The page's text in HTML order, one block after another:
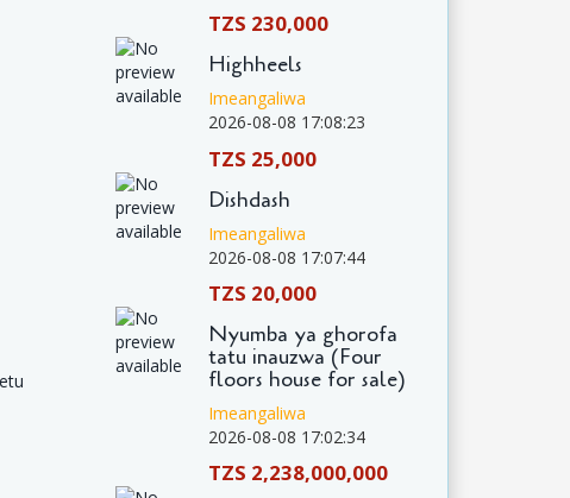
TZS 230,000
Highheels
Imeangaliwa
2026-08-08 17:08:23
TZS 25,000
Dishdash
Imeangaliwa
2026-08-08 17:07:44
TZS 20,000
Nyumba ya ghorofa
tatu inauzwa (Four
floors house for sale)
Imeangaliwa
2026-08-08 17:02:34
TZS 2,238,000,000